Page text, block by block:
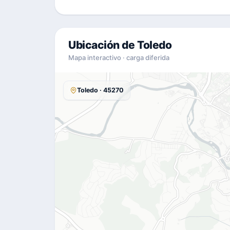
Ubicación de Toledo
Mapa interactivo · carga diferida
Toledo · 45270